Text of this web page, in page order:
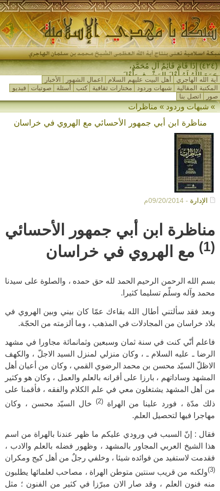
(٤٢٤) إِذَا قَامَ قَائِمُ آلِ مُحَمَّدٍ،
جَمَعَ اللهُ لَهُ أَهْلَ المَشْرِقِ وَأَهْلَ
المَغْرِبِ…
آية الله الهاجري أهل البيت عليهم السلام اعمال الشهور
الأخبار
المكتبة المقالية
شبهات وردود مختارات ثقافية كتب أسئلة صوتيات
فيديو
صور
اتصل بنا
» شبهات وردود » مناظرات
مناظرة ابن أبي جمهور الأحسائي مع الهروي في خراسان
الإدارة - 09/20/2014م
مناظرة ابن أبي جمهور الأحسائي
(1) مع الهروي في خراسان
بسم الله الرحمن الرحيم الحمد لله حق حمده ، والصلوة على سيدنا
محمد وآله وسلّم تسليما كثيرا.
وبعد فقد سألتني أطال الله بقاءك عمّا كان بيني وبين الهروي في
بلاد خراسان من المجادلات في المذهب ، وما ألزمته من الحجّة.
فاعلم أنّي كنت في سنة ثمان وسبعين وثمانمائة مجاورا في مشهد
الرضا ـ عليه السلام ـ ، وكان منزلي لمنزل السيد الاجلّ ، والكهف
الاظلّ السيّد محسن بن محمد الرضوي القمي ، وكان من أعيان أهل
المشهد وساداتهم ، بارزا على أقرانه بالعلم والعمل ، وكان هو وكثير
من أهل المشهد يشتغلون معي في علم الكلام والفقه ، فأقمنا على
ذلك مدّة ، فورد علينا من الهراة(2)
خال السيّد محسن ، وكان
مهاجرا فيها لتحصيل العلم.
فقال : إنّ السبب في ورودي عليكم ما ظهر عندنا بالهراة من اسم
هذا الشيخ العربي المجاور بالمشهد ، وظهور فضله بالعلم والادب ،
فقدمت لاستفيد من فوائده شيئا ، وخلفي رجلٌ من أهل كيج ومكران
(3)
ولكنه من قريب سنتين متوطن الهراة ، مصاحب لعلمائها يطلبون
منه فنون العلم ، وقد صار الان مبرّزا في كثير من الفنون ؛ مثل